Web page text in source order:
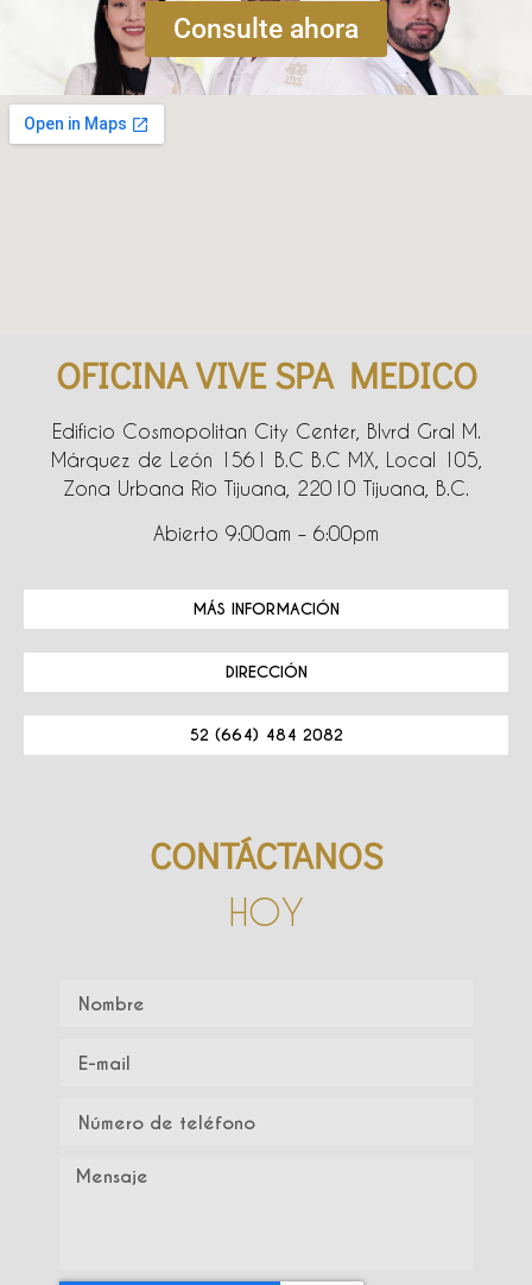
Consulte ahora
OFICINA VIVE SPA MEDICO
Edificio Cosmopolitan City Center, Blvrd Gral M.
Márquez de León 1561 B.C B.C MX, Local 105,
Zona Urbana Rio Tijuana, 22010 Tijuana, B.C.
Abierto 9:00am – 6:00pm
MÁS INFORMACIÓN
DIRECCIÓN
52 (664) 484 2082
CONTÁCTANOS
HOY